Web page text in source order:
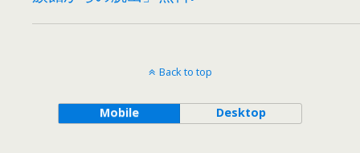
Back to top
Mobile Desktop